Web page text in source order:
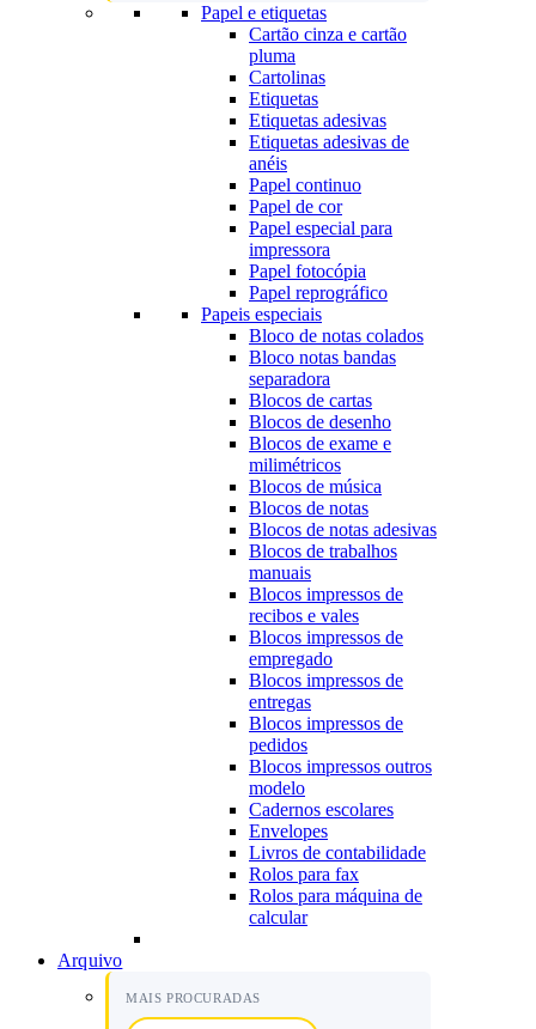
Papel e etiquetas
Cartão cinza e cartão
pluma
Cartolinas
Etiquetas
Etiquetas adesivas
Etiquetas adesivas de
anéis
Papel continuo
Papel de cor
Papel especial para
impressora
Papel fotocópia
Papel reprográfico
Papeis especiais
Bloco de notas colados
Bloco notas bandas
separadora
Blocos de cartas
Blocos de desenho
Blocos de exame e
milimétricos
Blocos de música
Blocos de notas
Blocos de notas adesivas
Blocos de trabalhos
manuais
Blocos impressos de
recibos e vales
Blocos impressos de
empregado
Blocos impressos de
entregas
Blocos impressos de
pedidos
Blocos impressos outros
modelo
Cadernos escolares
Envelopes
Livros de contabilidade
Rolos para fax
Rolos para máquina de
calcular
Arquivo
MAIS PROCURADAS